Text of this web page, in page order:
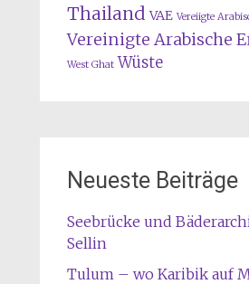
Thailand VAE Vereiigte
Vereinigte Arabische
West Ghat Wüste
Neueste Beiträge
Seebrücke und
Sellin
Tulum – wo Karibik auf